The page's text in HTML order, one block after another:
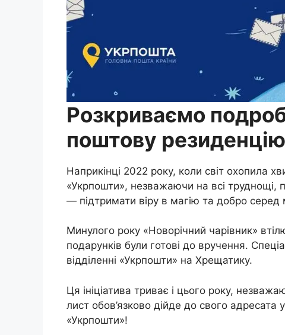
Розкриваємо
поштову резиденцію
Наприкінці 2022 року, коли світ охопила
«Укрпошти», незважаючи на всі труднощі,
— підтримати віру в магію та добро серед
Минулого року «Новорічний чарівник»
подарунків були готові до вручення.
відділенні «Укрпошти» на Хрещатику.
Ця ініціатива триває і цього року,
лист обов’язково дійде до свого адресата
«Укрпошти»!